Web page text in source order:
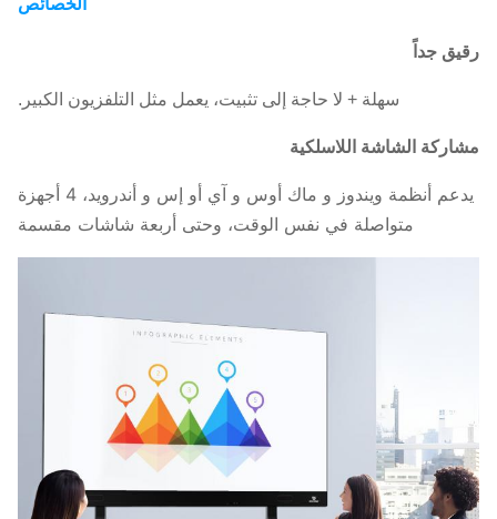
رقيق جداً
سهلة + لا حاجة إلى تثبيت، يعمل مثل التلفزيون الكبير.
مشاركة الشاشة اللاسلكية
يدعم أنظمة ويندوز و ماك أوس و آي أو إس و أندرويد، 4 أجهزة
متواصلة في نفس الوقت، وحتى أربعة شاشات مقسمة